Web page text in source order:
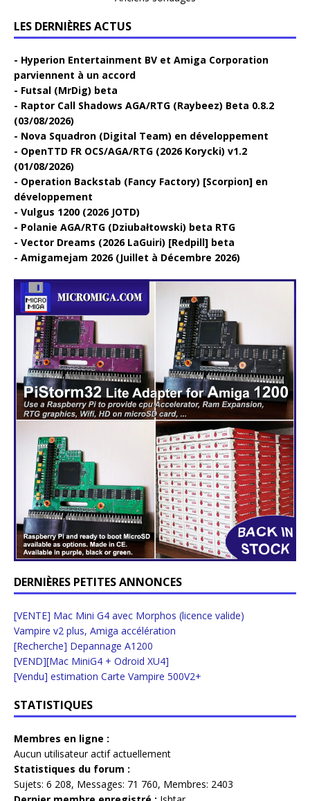
LES DERNIÈRES ACTUS
Hyperion Entertainment BV et Amiga Corporation
parviennent à un accord
Futsal (MrDig) beta
Raptor Call Shadows AGA/RTG (Raybeez) Beta 0.8.2
(03/08/2026)
Nova Squadron (Digital Team) en développement
OpenTTD FR OCS/AGA/RTG (2026 Korycki) v1.2
(01/08/2026)
Operation Backstab (Fancy Factory) [Scorpion] en
développement
Vulgus 1200 (2026 JOTD)
Polanie AGA/RTG (Dziubałtowski) beta RTG
Vector Dreams (2026 LaGuiri) [Redpill] beta
Amigamejam 2026 (Juillet à Décembre 2026)
DERNIÈRES PETITES ANNONCES
[VENTE] Mac Mini G4 avec Morphos (licence valide)
Vampire v2 plus, Amiga accélération
[Recherche] Depannage A1200
[VEND][Mac MiniG4 + Odroid XU4]
[Vendu] estimation Carte Vampire 500V2+
STATISTIQUES
Membres en ligne :
Aucun utilisateur actif actuellement
Statistiques du forum :
Sujets: 6 208, Messages: 71 760, Membres: 2403